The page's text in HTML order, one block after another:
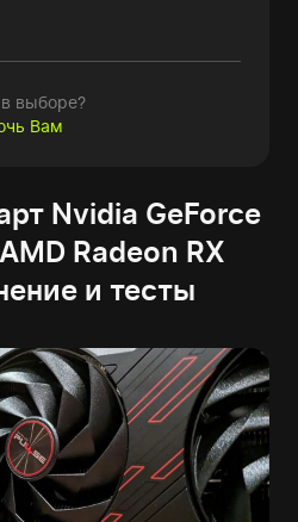
выборе?
Вам
Nvidia GeForce
Radeon RX
и тесты